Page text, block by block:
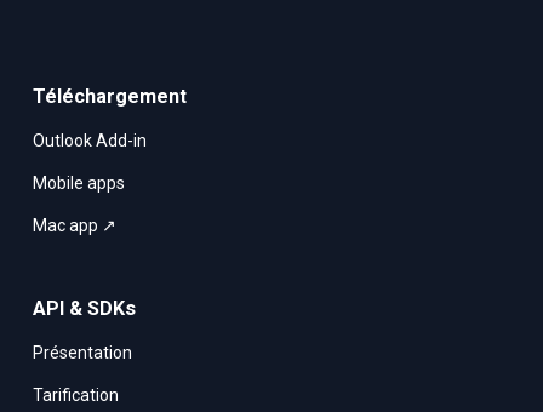
Téléchargement
Outlook Add-in
Mobile apps
Mac app ↗
API & SDKs
Présentation
Tarification